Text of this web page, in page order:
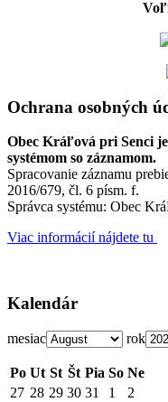
Ochrana osobných
Obec Kráľová pri Senci
systémom so záznamom.
Spracovanie záznamu
2016/679, čl. 6 písm. f.
Správca systému: Obec
Viac informácií nájdete tu
Kalendár
mesiac rok
Po Ut St Št Pia So Ne
27 28 29 30 31 1
2